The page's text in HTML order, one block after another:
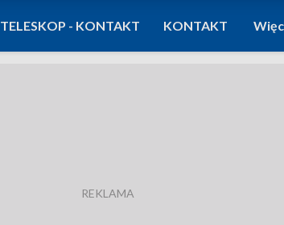
TELESKOP - KONTAKT KONTAKT